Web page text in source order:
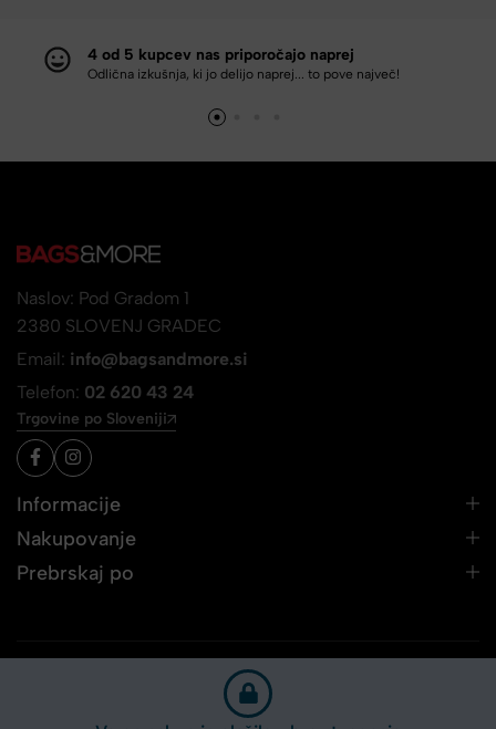
4 od 5 kupcev nas priporočajo naprej
Odlična izkušnja, ki jo delijo naprej... to pove največ!
Naslov: Pod Gradom 1
2380 SLOVENJ GRADEC
Email: info@bagsandmore.si
Telefon: 02 620 43 24
Trgovine po Sloveniji
Informacije
Nakupovanje
Prebrskaj po